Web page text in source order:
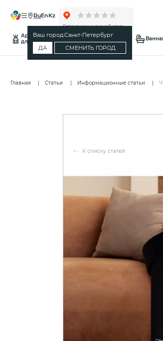
Ваш город:Санкт-Петербург
ДА
СМЕНИТЬ ГОРОД
ru en kz
Ароматы
для дома
Спальня
Главная Статьи Информационные статьи
К списку статей